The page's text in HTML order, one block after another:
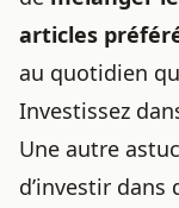
articles
au quotidien
Investissez
Une autre
d’investir dans